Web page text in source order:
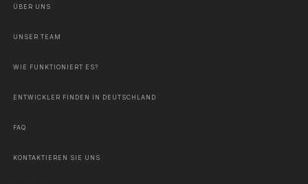
ÜBER UNS
UNSER TEAM
WIE FUNKTIONIERT ES?
ENTWICKLER FINDEN IN DEUTSCHLAND
FAQ
KONTAKTIEREN SIE UNS